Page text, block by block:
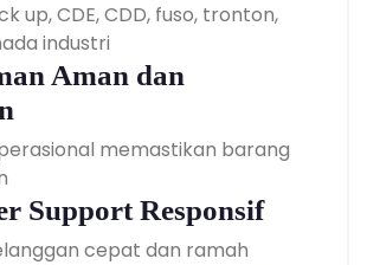
up, CDE, CDD, fuso, tronton,
industri
Aman dan
memastikan barang
Support Responsif
cepat dan ramah